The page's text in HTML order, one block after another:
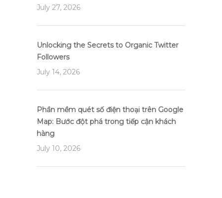
July 27, 2026
Unlocking the Secrets to Organic Twitter
Followers
July 14, 2026
Phần mềm quét số điện thoại trên Google
Map: Bước đột phá trong tiếp cận khách
hàng
July 10, 2026